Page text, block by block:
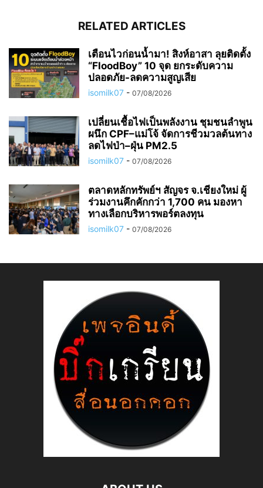
RELATED ARTICLES
เตือนไวก่อนน้ำมา! สิงห์อาสา ลุยติดตั้ง
“FloodBoy” 10 จุด ยกระดับความ
ปลอดภัย-ลดความสูญเสีย
isomilk07 - 07/08/2026
เปลี่ยนเชื้อไฟเป็นพลังงาน ชุมชนลำพูน
ผนึก CPF–แม่โจ้ จัดการชีวมวลต้นทาง
ลดไฟป่า–ฝุ่น PM2.5
isomilk07 - 07/08/2026
ตลาดหลักทรัพย์ฯ สัญจร จ.เชียงใหม่ ผู้
ร่วมงานคึกคักกว่า 1,700 คน มองหา
ทางเลือกบริหารพอร์ตลงทุน
isomilk07 - 07/08/2026